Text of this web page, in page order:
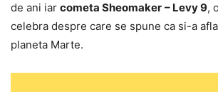
de ani iar cometa Sheomaker – Levy 9,
celebra despre care se spune ca si-a
planeta Marte.